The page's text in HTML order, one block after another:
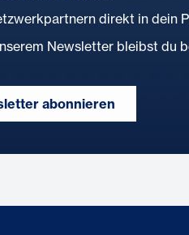
direkt in dein
Newsletter bleibst du
abonnieren